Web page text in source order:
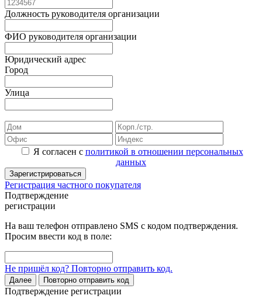
Должность руководителя организации
ФИО руководителя организации
Юридический адрес
Город
Улица
Я согласен с политикой в отношении персональных
данных
Зарегистрироваться
Регистрация частного покупателя
Подтверждение
регистрации
На ваш телефон отправлено SMS с кодом подтверждения.
Просим ввести код в поле:
Не пришёл код? Повторно отправить код.
Далее Повторно отправить код
Подтверждение регистрации